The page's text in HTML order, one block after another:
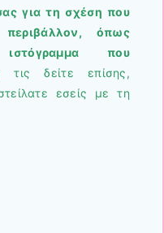
για τη σχέση που
όπως
που
τις δείτε επίσης,
εσείς με τη